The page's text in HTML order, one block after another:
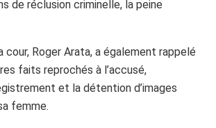
de réclusion criminelle, la peine
cour, Roger Arata, a également rappelé
faits reprochés à l’accusé,
et la détention d’images
femme.